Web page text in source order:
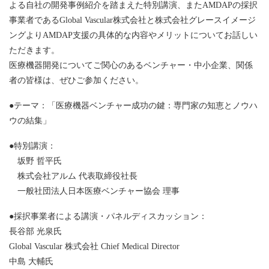
よる自社の開発事例紹介を踏まえた特別講演、またAMDAPの採択
事業者であるGlobal Vascular株式会社と株式会社グレースイメージ
ングよりAMDAP支援の具体的な内容やメリットについてお話しい
ただきます。
医療機器開発についてご関心のあるベンチャー・中小企業、関係
者の皆様は、ぜひご参加ください。
●テーマ：「医療機器ベンチャー成功の鍵：専門家の知恵とノウハ
ウの結集」
●特別講演：
坂野 哲平氏
株式会社アルム 代表取締役社長
一般社団法人日本医療ベンチャー協会 理事
●採択事業者による講演・パネルディスカッション：
長谷部 光泉氏
Global Vascular 株式会社 Chief Medical Director
中島 大輔氏